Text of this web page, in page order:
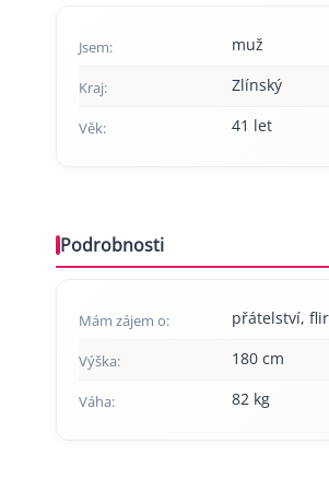
Jsem: muž
Kraj: Zlínský
Věk: 41 let
Podrobnosti
Mám zájem o: přátelství,
Výška: 180 cm
Váha: 82 kg